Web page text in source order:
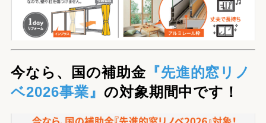
今なら、国の補助金『先進的窓リノ
ベ2026事業』 の対象期間中です！